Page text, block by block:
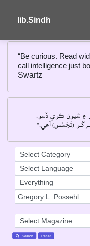
lib.Sindh
“Be curious. Read
call intelligence just
Swartz
۽ شيون ڪري ڏسو۔
(تَجَسُس) آهي۔"
Search Reset